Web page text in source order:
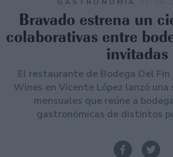
Bravado estrena un
colaborativas entre
invitadas
El restaurante de Bodega Del Fin
Wines en Vicente López lanzó
mensuales que reúne a
gastronómicas de distintos